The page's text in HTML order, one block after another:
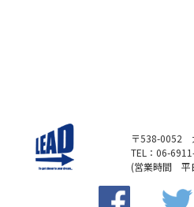
〒538-0052
TEL：06-
(営業時間 平